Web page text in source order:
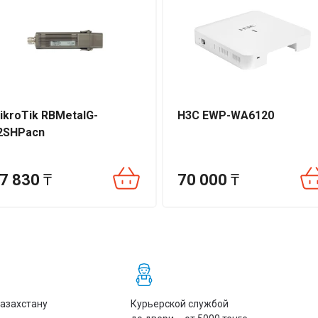
RBMetalG-
830 ₸
H3C EWP-WA6120
70 000 ₸
Курьерской службой